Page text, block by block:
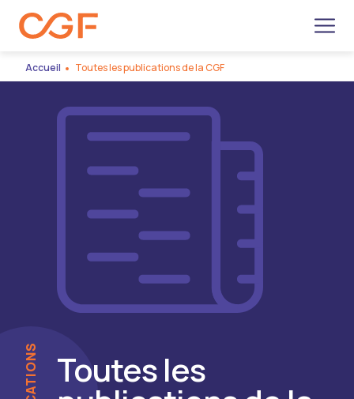
Accueil Toutes les publications de la CGF
Toutes les